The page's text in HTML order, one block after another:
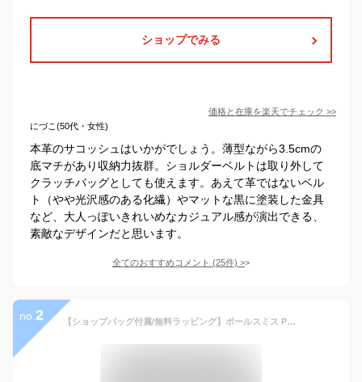
ショップでみる
価格と在庫を楽天でチェック >>
にづこ(50代・女性)
本革のサコッシュはいかがでしょう。薄型ながら3.5cmの
底マチがあり収納力抜群。ショルダーベルトは取り外して
クラッチバッグとしても使えます。あえて革ではないベル
ト（やや光沢感のある化繊）やマットな黒に塗装した金具
など、大人っぽいきれいめなカジュアル感が演出できる、
素敵なデザインだと思います。
全てのおすすめコメント (25件) >
no. 2 【ショップバッグ付属/無料ラッピング】ポールスミス Paul Smith 帽子 キャップ ゼブラ メンズ レディース 280306 987C 987DT ブランド ワンP ベースボールキャップ ゴルフ 深め ワークキャップ 新品 正規品 ギフト 母の日 プレゼント 男性 誕生日